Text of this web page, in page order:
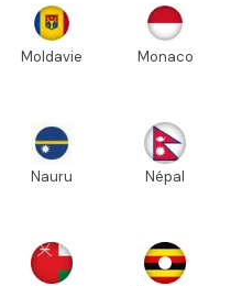
Moldavie Monaco
Nauru Népal